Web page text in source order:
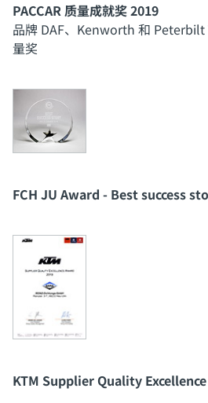
PACCAR 质量成就奖 2019
品牌 DAF、Kenworth 和
量奖
FCH JU Award - Best success
KTM Supplier Quality